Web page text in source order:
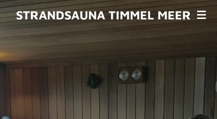
Zum
Hauptinhalt
springen
STRANDSAUNA TIMMEL MEER